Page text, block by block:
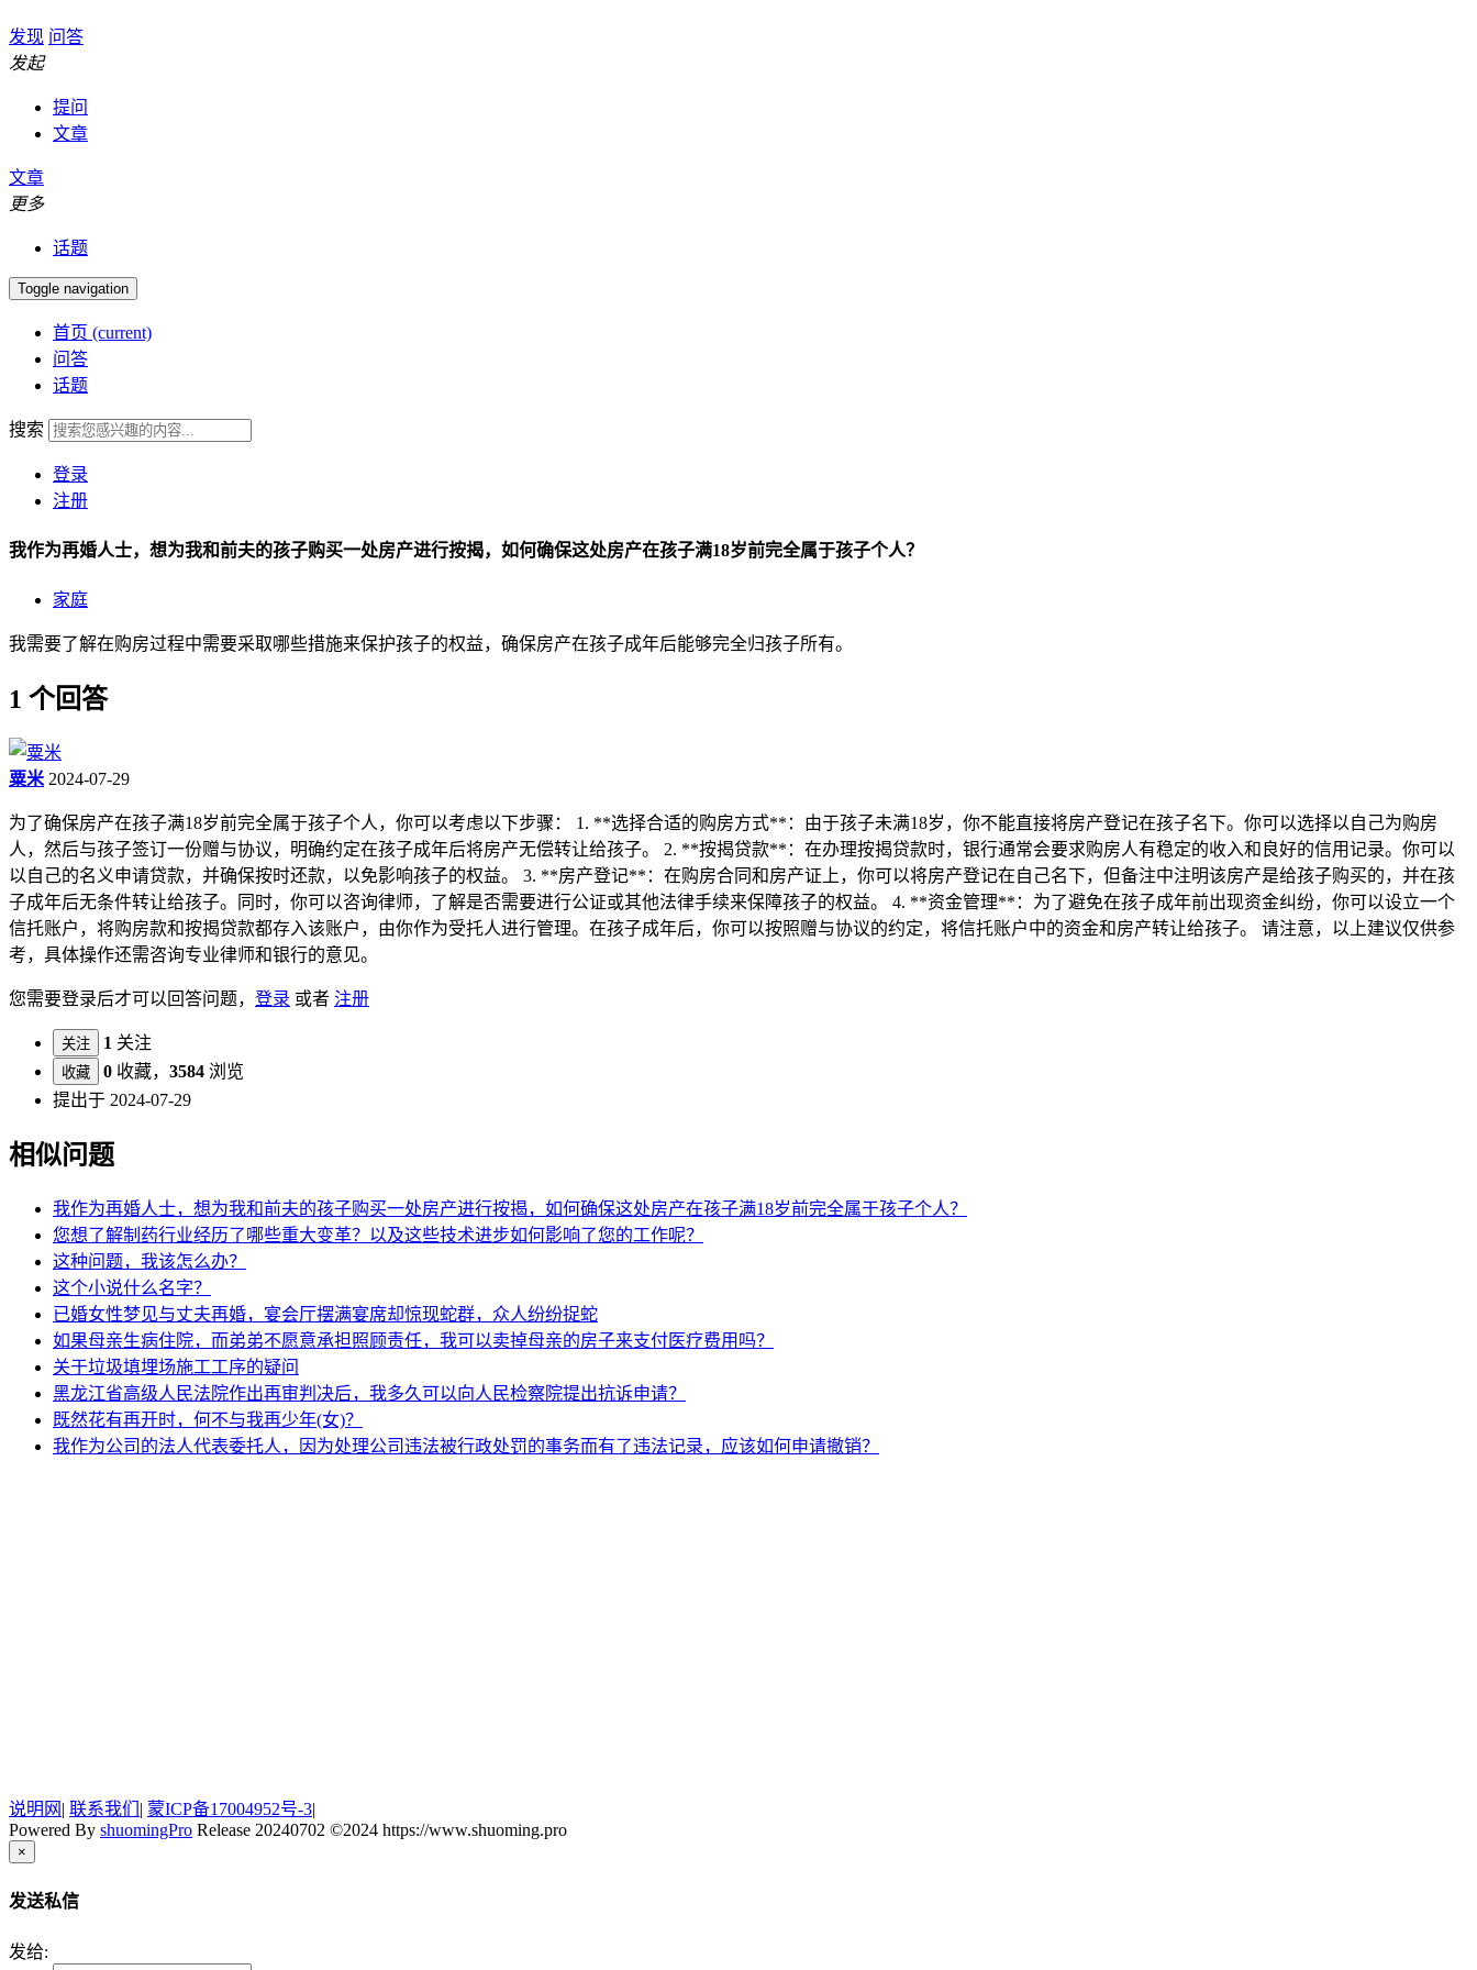
发现 问答
发起
提问
文章
文章
更多
话题
Toggle navigation
首页 (current)
问答
话题
搜索
登录
注册
我作为再婚人士，想为我和前夫的孩子购买一处房产进行按揭，如何确保这处房产在孩子满18岁前完全属于孩子个人？
家庭
我需要了解在购房过程中需要采取哪些措施来保护孩子的权益，确保房产在孩子成年后能够完全归孩子所有。
1 个回答
粟米 2024-07-29
为了确保房产在孩子满18岁前完全属于孩子个人，你可以考虑以下步骤： 1. **选择合适的购房方式**：由于孩子未满18岁，你不能直接将房产登记在孩子名下。你可以选择以自己为购房
人，然后与孩子签订一份赠与协议，明确约定在孩子成年后将房产无偿转让给孩子。 2. **按揭贷款**：在办理按揭贷款时，银行通常会要求购房人有稳定的收入和良好的信用记录。你可以
以自己的名义申请贷款，并确保按时还款，以免影响孩子的权益。 3. **房产登记**：在购房合同和房产证上，你可以将房产登记在自己名下，但备注中注明该房产是给孩子购买的，并在孩
子成年后无条件转让给孩子。同时，你可以咨询律师，了解是否需要进行公证或其他法律手续来保障孩子的权益。 4. **资金管理**：为了避免在孩子成年前出现资金纠纷，你可以设立一个
信托账户，将购房款和按揭贷款都存入该账户，由你作为受托人进行管理。在孩子成年后，你可以按照赠与协议的约定，将信托账户中的资金和房产转让给孩子。 请注意，以上建议仅供参
考，具体操作还需咨询专业律师和银行的意见。
您需要登录后才可以回答问题， 登录 或者 注册
关注 1 关注
收藏 0 收藏， 3584 浏览
提出于 2024-07-29
相似问题
我作为再婚人士，想为我和前夫的孩子购买一处房产进行按揭，如何确保这处房产在孩子满18岁前完全属于孩子个人？
您想了解制药行业经历了哪些重大变革？以及这些技术进步如何影响了您的工作呢？
这种问题，我该怎么办？
这个小说什么名字？
已婚女性梦见与丈夫再婚，宴会厅摆满宴席却惊现蛇群，众人纷纷捉蛇
如果母亲生病住院，而弟弟不愿意承担照顾责任，我可以卖掉母亲的房子来支付医疗费用吗？
关于垃圾填埋场施工工序的疑问
黑龙江省高级人民法院作出再审判决后，我多久可以向人民检察院提出抗诉申请？
既然花有再开时，何不与我再少年(女)？
我作为公司的法人代表委托人，因为处理公司违法被行政处罚的事务而有了违法记录，应该如何申请撤销？
说明网 | 联系我们 | 蒙ICP备17004952号-3|
Powered By shuomingPro Release 20240702 ©2024 https://www.shuoming.pro
×
发送私信
发给: